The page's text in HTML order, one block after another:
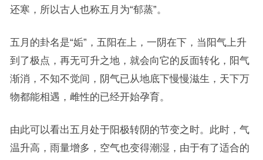
还寒，所以古人也称五月为“郁蒸”。
五月的卦名是“姤”，五阳在上，一阴在下，当阳气上升
到了极点，再无可升之地，就会向它的反面转化，阳气
渐消，不知不觉间，阴气已从地底下慢慢滋生，天下万
物都能相遇，雌性的已经开始孕育。
由此可以看出五月处于阳极转阴的节变之时。此时，气
温升高，雨量增多，空气也变得潮湿，由于有了适合的